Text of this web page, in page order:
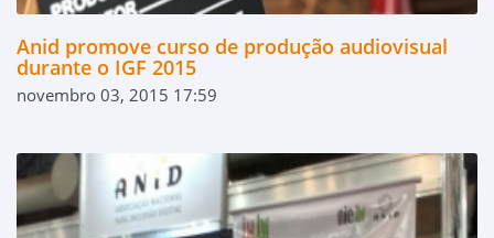
Anid promove curso de produção audiovisual
durante o IGF 2015
novembro 03, 2015 17:59